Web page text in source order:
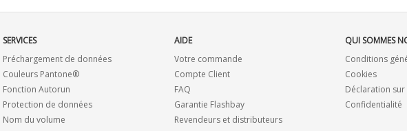
SERVICES
Préchargement de données
Couleurs Pantone®
Fonction Autorun
Protection de données
Nom du volume
AIDE
Votre commande
Compte Client
FAQ
Garantie Flashbay
Revendeurs et distributeurs
QUI SOMMES
Conditions
Cookies
Déclaration
Confidentialité